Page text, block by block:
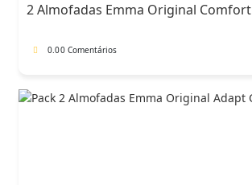
142,00 €.
113,60 €.
2 Almofadas Emma Original Comfort
0.00 Comentários